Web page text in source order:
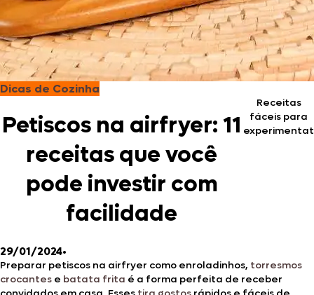
Dicas de Cozinha
Petiscos na airfryer: 11
receitas que você
pode investir com
facilidade
Receitas
fáceis para
experimentat
29/01/2024•
Preparar petiscos na airfryer como enroladinhos, torresmos
crocantes e batata frita é a forma perfeita de receber